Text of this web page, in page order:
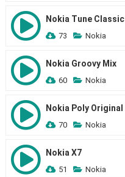
Nokia Tune Classic
73 Nokia
Nokia Groovy Mix
60 Nokia
Nokia Poly Original
70 Nokia
Nokia X7
51 Nokia